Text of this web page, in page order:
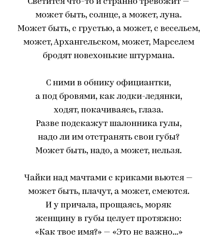
может быть, солнце, а может, луна.
Может быть, с грустью, а может, с весельем,
может, Архангельском, может, Марселем
бродят новехонькие штурмана.
С ними в обнику официантки,
а под бровями, как лодки-ледянки,
ходят, покачиваясь, глаза.
Разве подскажут шалонника гулы,
надо ли им отстранять свои губы?
Может быть, надо, а может, нельзя.
Чайки над мачтами с криками вьются —
может быть, плачут, а может, смеются.
И у причала, прощаясь, моряк
женщину в губы целует протяжно:
«Как твое имя?» — «Это не важно...»